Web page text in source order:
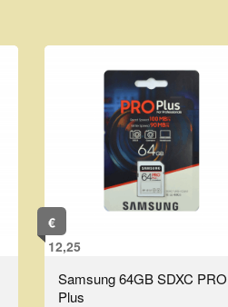
€
12,25
Samsung 64GB SDXC PRO
Plus